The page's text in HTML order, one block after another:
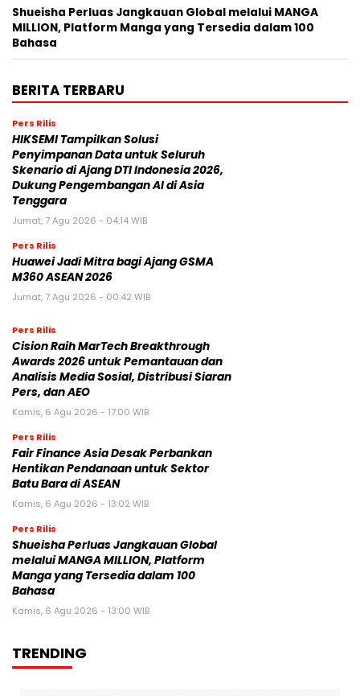
Shueisha Perluas Jangkauan Global melalui MANGA
MILLION, Platform Manga yang Tersedia dalam 100
Bahasa
BERITA TERBARU
Pers Rilis
HIKSEMI Tampilkan Solusi
Penyimpanan Data untuk Seluruh
Skenario di Ajang DTI Indonesia 2026,
Dukung Pengembangan AI di Asia
Tenggara
Jumat, 7 Agu 2026 - 04:14 WIB
Pers Rilis
Huawei Jadi Mitra bagi Ajang GSMA
M360 ASEAN 2026
Jumat, 7 Agu 2026 - 00:42 WIB
Pers Rilis
Cision Raih MarTech Breakthrough
Awards 2026 untuk Pemantauan dan
Analisis Media Sosial, Distribusi Siaran
Pers, dan AEO
Kamis, 6 Agu 2026 - 17:00 WIB
Pers Rilis
Fair Finance Asia Desak Perbankan
Hentikan Pendanaan untuk Sektor
Batu Bara di ASEAN
Kamis, 6 Agu 2026 - 13:02 WIB
Pers Rilis
Shueisha Perluas Jangkauan Global
melalui MANGA MILLION, Platform
Manga yang Tersedia dalam 100
Bahasa
Kamis, 6 Agu 2026 - 13:00 WIB
TRENDING